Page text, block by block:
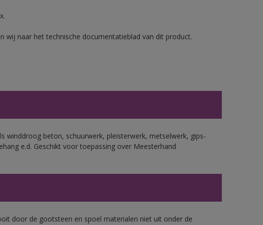
wij naar het technische documentatieblad van dit product.
winddroog beton, schuurwerk, pleisterwerk, metselwerk, gips-
e.d. Geschikt voor toepassing over Meesterhand
door de gootsteen en spoel materialen niet uit onder de